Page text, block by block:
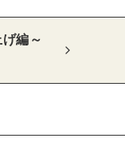
げ編～